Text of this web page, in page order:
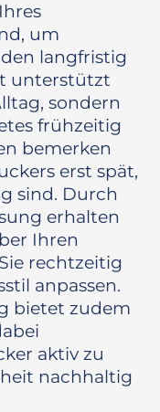
um
langfristig
unterstützt
sondern
frühzeitig
bemerken
erst spät,
sind. Durch
erhalten
Ihren
rechtzeitig
anpassen.
bietet zudem
aktiv zu
nachhaltig